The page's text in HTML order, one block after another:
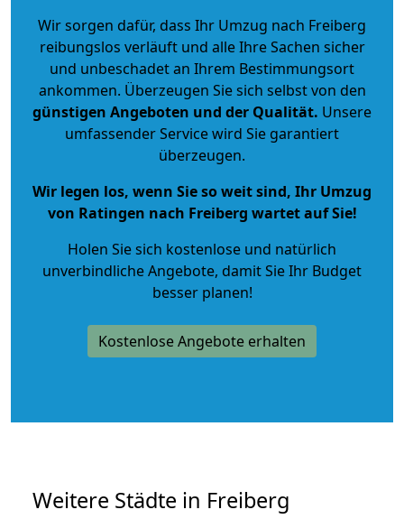
Wir sorgen dafür, dass Ihr Umzug nach Freiberg
reibungslos verläuft und alle Ihre Sachen sicher
und unbeschadet an Ihrem Bestimmungsort
ankommen. Überzeugen Sie sich selbst von den
günstigen Angeboten und der Qualität. Unsere
umfassender Service wird Sie garantiert
überzeugen.
Wir legen los, wenn Sie so weit sind, Ihr Umzug
von Ratingen nach Freiberg wartet auf Sie!
Holen Sie sich kostenlose und natürlich
unverbindliche Angebote, damit Sie Ihr Budget
besser planen!
Kostenlose Angebote erhalten
Weitere Städte in Freiberg